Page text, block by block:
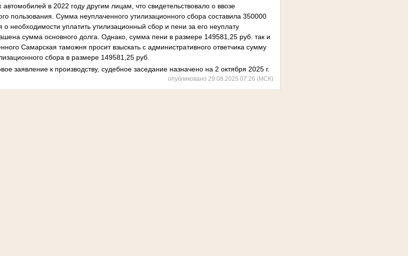
в 2022 году другим лицам, что свидетельствовало о ввозе
пользования. Сумма неуплаченного утилизационного сбора составила 350000
необходимости уплатить утилизационный сбор и пени за его неуплату
сумма основного долга. Однако, сумма пени в размере 149581,25 руб. так и
Самарская таможня просит взыскать с административного ответчика сумму
сбора в размере 149581,25 руб.
заявление к производству, судебное заседание назначено на 2 октября 2025 г.
опубликовано 29.08.2025 07:26 (МСК)